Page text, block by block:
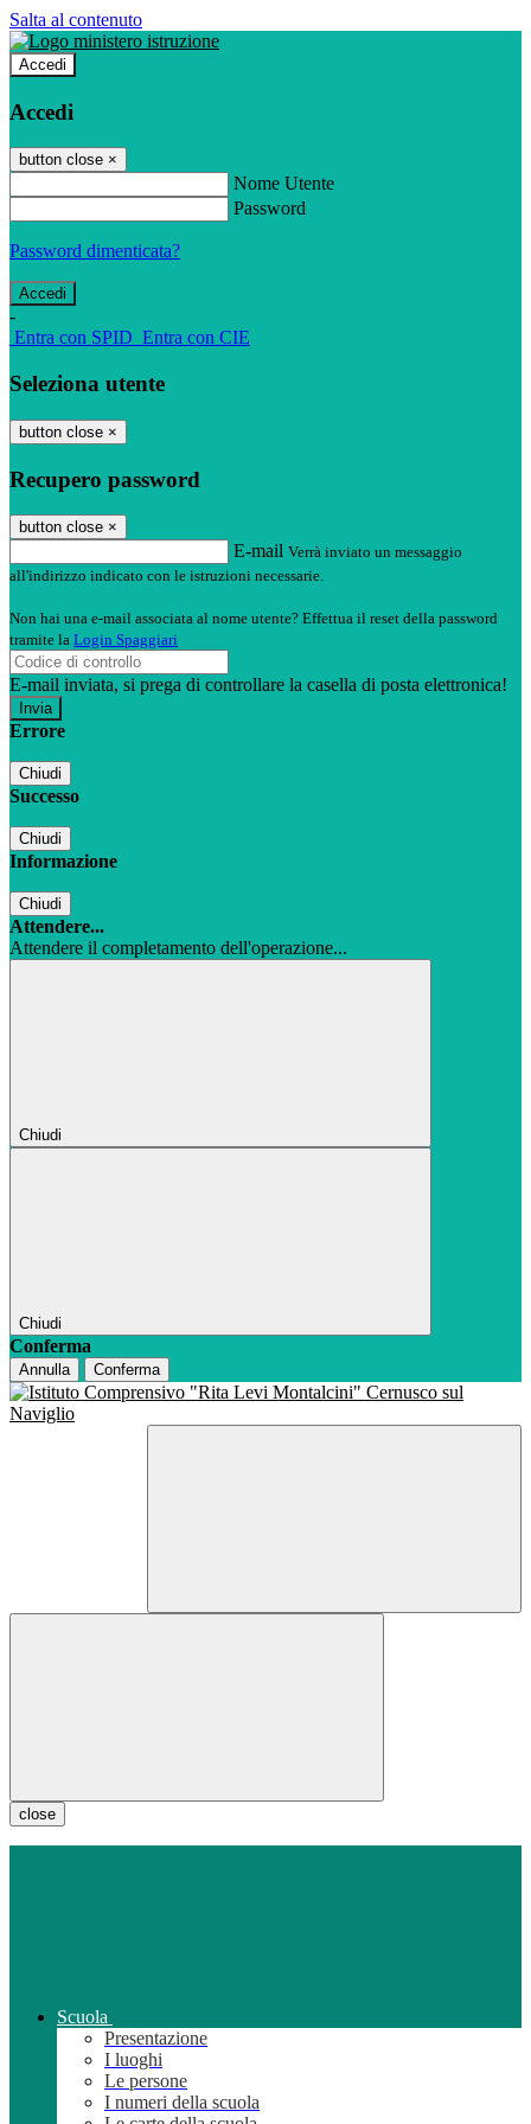
Salta al contenuto
Accedi
Accedi
button close ×
Nome Utente
Password
Password dimenticata?
-
Entra con SPID Entra con CIE
Seleziona utente
button close ×
Recupero password
button close ×
E-mail Verrà inviato un messaggio
all'indirizzo indicato con le istruzioni necessarie.
Non hai una e-mail associata al nome utente? Effettua il reset della password
tramite la Login Spaggiari
E-mail inviata, si prega di controllare la casella di posta elettronica!
Errore
Chiudi
Successo
Chiudi
Informazione
Chiudi
Attendere...
Attendere il completamento dell'operazione...
Chiudi
Chiudi
Conferma
Annulla Conferma
close
Scuola
Presentazione
I luoghi
Le persone
I numeri della scuola